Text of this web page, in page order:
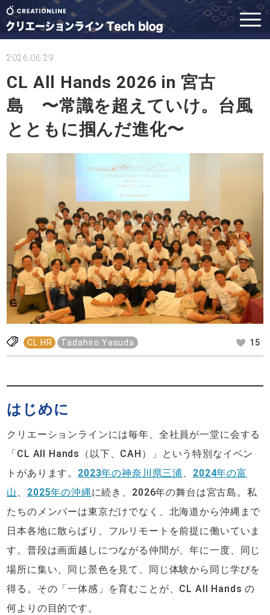
2026.06.29
CL All Hands 2026 in 宮古
島 〜常識を超えていけ。台風
とともに掴んだ進化〜
CL HR Tadahiro Yasuda 15
はじめに
クリエーションラインには毎年、全社員が一堂に会する
「CL All Hands（以下、CAH）」という特別なイベン
トがあります。 2023年の神奈川県三浦 、 2024年の富
山 、 2025年の沖縄に続き、2026年の舞台は宮古島。私
たちのメンバーは東京だけでなく、北海道から沖縄まで
日本各地に散らばり、フルリモートを前提に働いていま
す。普段は画面越しにつながる仲間が、年に一度、同じ
場所に集い、同じ景色を見て、同じ体験から同じ学びを
得る。その「一体感」を育むことが、CL All Hands の
何よりの目的です。